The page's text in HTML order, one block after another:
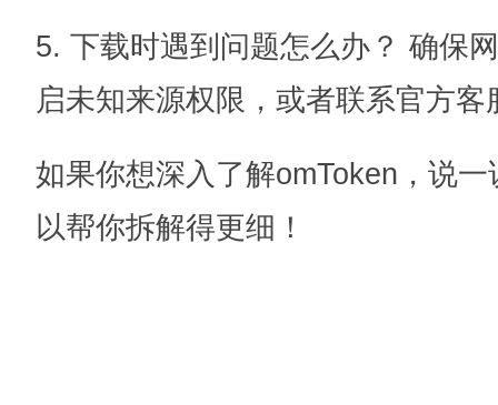
5. 下载时遇到问题怎么办？ 确保
启未知来源权限，或者联系官方客
如果你想深入了解omToken，说
以帮你拆解得更细！